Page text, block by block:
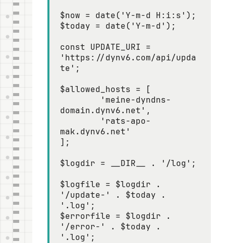
$now = date('Y-m-d H:i:s');
$today = date('Y-m-d');
const UPDATE_URI =
'https://dynv6.com/api/upda
te';
$allowed_hosts = [
domain.dynv6.net',
mak.dynv6.net'
];
$logdir = __DIR__ . '/log';
$logfile = $logdir .
'/update-' . $today .
'.log';
$errorfile = $logdir .
'/error-' . $today .
'.log';